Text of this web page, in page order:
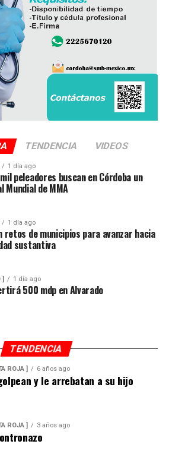
TENDENCIA VIDEOS
1 día ago
peleadores buscan en Córdoba un
Mundial de MMA
1 día ago
retos de municipios para avanzar hacia
sustantiva
] 1 día ago
500 mdp en Alvarado
TENDENCIA
ROJA ] 6 años ago
y le arrebatan a su hijo
ROJA ] 3 años ago